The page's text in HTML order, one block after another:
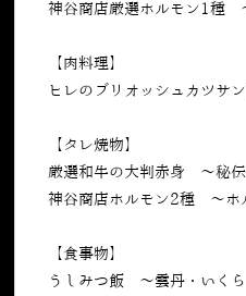
神谷商店厳選ホルモン1種
【肉料理】
ヒレのブリオッシュカツサ
【タレ焼物】
厳選和牛の大判赤身 ～秘
神谷商店ホルモン2種 ～ホ
【食事物】
うしみつ飯 ～雲丹・いく